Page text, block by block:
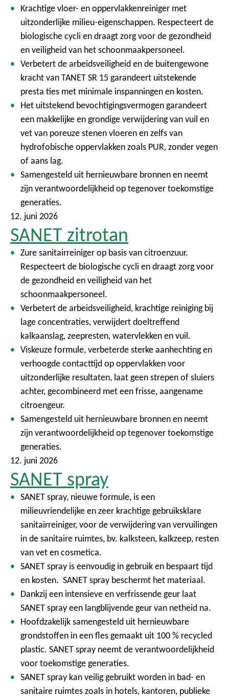
Krachtige vloer- en oppervlakkenreiniger met
uitzonderlijke milieu-eigenschappen. Respecteert de
biologische cycli en draagt zorg voor de gezondheid
en veiligheid van het schoonmaakpersoneel.
Verbetert de arbeidsveiligheid en de buitengewone
kracht van TANET SR 15 garandeert uitstekende
presta ties met minimale inspanningen en kosten.
Het uitstekend bevochtigingsvermogen garandeert
een makkelijke en grondige verwijdering van vuil en
vet van poreuze stenen vloeren en zelfs van
hydrofobische oppervlakken zoals PUR, zonder vegen
of aans lag.
Samengesteld uit hernieuwbare bronnen en neemt
zijn verantwoordelijkheid op tegenover toekomstige
generaties.
12. juni 2026
SANET zitrotan
Zure sanitairreiniger op basis van citroenzuur.
Respecteert de biologische cycli en draagt zorg voor
de gezondheid en veiligheid van het
schoonmaakpersoneel.
Verbetert de arbeidsveiligheid, krachtige reiniging bij
lage concentraties, verwijdert doeltreffend
kalkaanslag, zeepresten, watervlekken en vuil.
Viskeuze formule, verbeterde sterke aanhechting en
verhoogde contacttijd op oppervlakken voor
uitzonderlijke resultaten, laat geen strepen of sluiers
achter, gecombineerd met een frisse, aangename
citroengeur.
Samengesteld uit hernieuwbare bronnen en neemt
zijn verantwoordelijkheid op tegenover toekomstige
generaties.
12. juni 2026
SANET spray
SANET spray, nieuwe formule, is een
milieuvriendelijke en zeer krachtige gebruiksklare
sanitairreiniger, voor de verwijdering van vervuilingen
in de sanitaire ruimtes, bv. kalksteen, kalkzeep, resten
van vet en cosmetica.
SANET spray is eenvoudig in gebruik en bespaart tijd
en kosten. SANET spray beschermt het materiaal.
Dankzij een intensieve en verfrissende geur laat
SANET spray een langblijvende geur van netheid na.
Hoofdzakelijk samengesteld uit hernieuwbare
grondstoffen in een fles gemaakt uit 100 % recycled
plastic. SANET spray neemt de verantwoordelijkheid
voor toekomstige generaties.
SANET spray kan veilig gebruikt worden in bad- en
sanitaire ruimtes zoals in hotels, kantoren, publieke